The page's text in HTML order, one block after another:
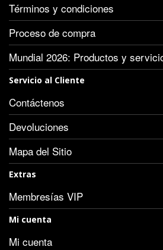
Términos y condiciones
Proceso de compra
Mundial 2026: Productos y
Servicio al Cliente
Contáctenos
Devoluciones
Mapa del Sitio
Extras
Membresías VIP
Mi cuenta
Mi cuenta